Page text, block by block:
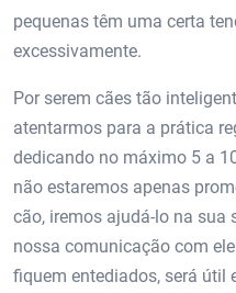
pequenas têm uma certa
excessivamente.
Por serem cães tão
atentarmos para a prática
dedicando no máximo 5 a
não estaremos apenas
cão, iremos ajudá-lo na sua
nossa comunicação com
fiquem entediados, será útil